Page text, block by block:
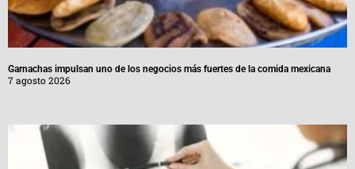
Garnachas impulsan uno de los negocios más fuertes de la comida mexicana
7 agosto 2026